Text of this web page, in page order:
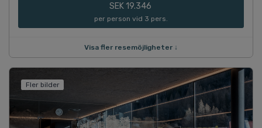
SEK 19.346
per person vid 3 pers.
Visa fler resemöjligheter ↓
Fler bilder